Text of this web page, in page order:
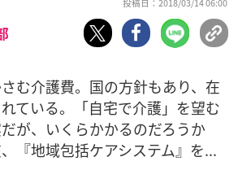
投稿日：2018/03/14 06:00
む介護費。国の方針もあり、在
ている。「自宅で介護」を望む
が、いくらかかるのだろうか
『地域包括ケアシステム』を...